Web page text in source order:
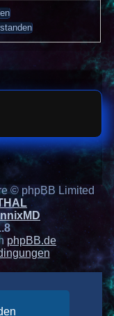
© phpBB Limited
phpBB.de